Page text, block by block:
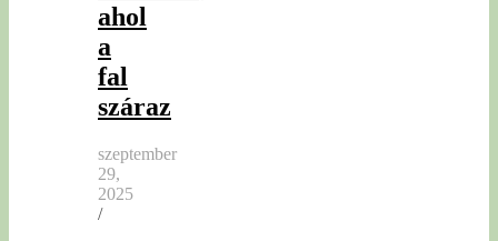
ahol
a
fal
száraz
szeptember
29,
2025
/